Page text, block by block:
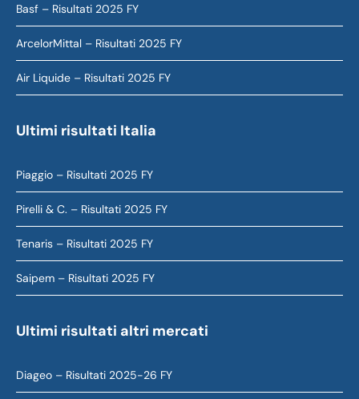
Basf – Risultati 2025 FY
ArcelorMittal – Risultati 2025 FY
Air Liquide – Risultati 2025 FY
Ultimi risultati Italia
Piaggio – Risultati 2025 FY
Pirelli & C. – Risultati 2025 FY
Tenaris – Risultati 2025 FY
Saipem – Risultati 2025 FY
Ultimi risultati altri mercati
Diageo – Risultati 2025-26 FY